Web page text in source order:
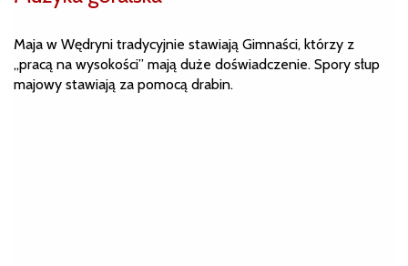
Maja w Wędryni tradycyjnie stawiają Gimnaści, którzy z
„pracą na wysokości” mają duże doświadczenie. Spory słup
majowy stawiają za pomocą drabin.